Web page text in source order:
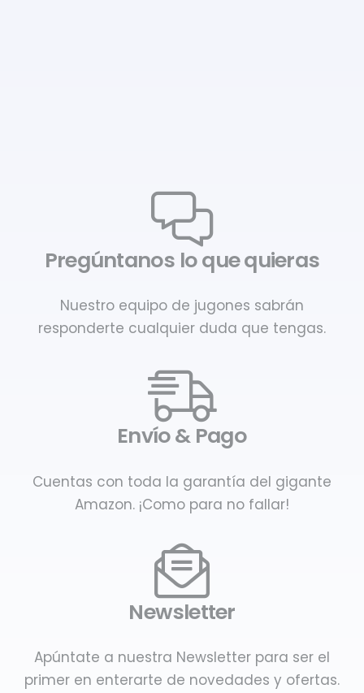
Pregúntanos lo que quieras
Nuestro equipo de jugones sabrán
responderte cualquier duda que tengas.
Envío & Pago
Cuentas con toda la garantía del gigante
Amazon. ¡Como para no fallar!
Newsletter
Apúntate a nuestra Newsletter para ser el
primer en enterarte de novedades y ofertas.